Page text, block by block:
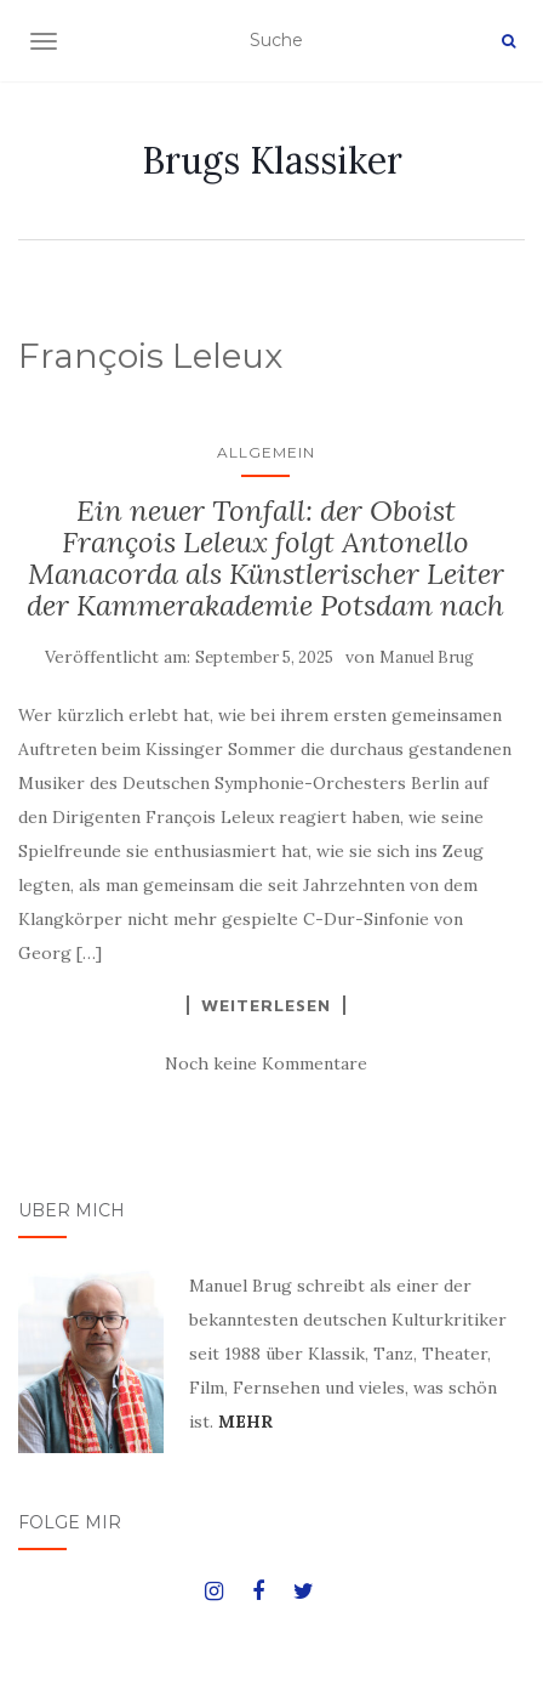
NAVIGATION EIN-/AUSSCHALTEN
Brugs Klassiker
François Leleux
ALLGEMEIN
Ein neuer Tonfall: der Oboist
François Leleux folgt Antonello
Manacorda als Künstlerischer Leiter
der Kammerakademie Potsdam nach
Veröffentlicht am: September 5, 2025 von Manuel Brug
Wer kürzlich erlebt hat, wie bei ihrem ersten gemeinsamen
Auftreten beim Kissinger Sommer die durchaus gestandenen
Musiker des Deutschen Symphonie-Orchesters Berlin auf
den Dirigenten François Leleux reagiert haben, wie seine
Spielfreunde sie enthusiasmiert hat, wie sie sich ins Zeug
legten, als man gemeinsam die seit Jahrzehnten von dem
Klangkörper nicht mehr gespielte C-Dur-Sinfonie von
Georg […]
WEITERLESEN
Noch keine Kommentare
ÜBER MICH
Manuel Brug schreibt als einer der
bekanntesten deutschen Kulturkritiker
seit 1988 über Klassik, Tanz, Theater,
Film, Fernsehen und vieles, was schön
ist. MEHR
FOLGE MIR